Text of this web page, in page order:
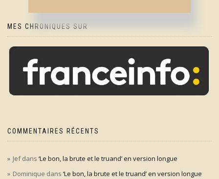
MES CHRONIQUES SUR
COMMENTAIRES RÉCENTS
Jefdans ‘Le bon, la brute et le truand’ en version longue
Dominique dans ‘Le bon, la brute et le truand’ en version longue